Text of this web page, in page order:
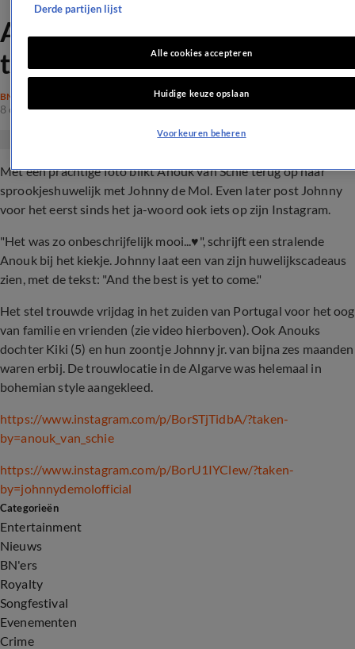
Anouk en Johnny blikken
terug op huwelijk
BN'ERS
8 okt 2018, 17:15
Met een prachtige foto blikt Anouk van Schie terug op haar
sprookjeshuwelijk met Johnny de Mol. Even later post Johnny
voor het eerst sinds het ja-woord ook iets op zijn Instagram.
"Het was zo onbeschrijfelijk mooi...♥️", schrijft een stralende
Anouk bij het kiekje. Johnny laat een van zijn huwelijkscadeaus
zien, met de tekst: "And the best is yet to come."
Het stel trouwde vrijdag in het zuiden van Portugal voor het oog
van familie en vrienden (zie video hierboven). Ook Anouks
dochter Kiki (5) en hun zoontje Johnnyjr. van bijna zes maanden
waren erbij. De trouwlocatie in de Algarve was helemaal in
bohemian style aangekleed.
https://www.instagram.com/p/BorSTjTidbA/?taken-
by=anouk_van_schie
https://www.instagram.com/p/BorU1IYClew/?taken-
by=johnnydemolofficial
Categorieën
Entertainment
Nieuws
BN'ers
Royalty
Songfestival
Evenementen
Crime
Derde partijen lijst
Alle cookies accepteren
Huidige keuze opslaan
Voorkeuren beheren